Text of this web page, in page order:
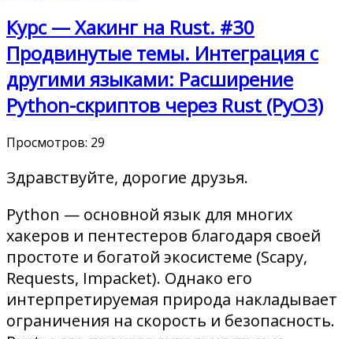
Курс — Хакинг на Rust. #30
Продвинутые темы. Интеграция с
другими языками: Расширение
Python-скриптов через Rust (PyO3)
Просмотров: 29
Здравствуйте, дорогие друзья.
Python — основной язык для многих
хакеров и пентестеров благодаря своей
простоте и богатой экосистеме (Scapy,
Requests, Impacket). Однако его
интерпретируемая природа накладывает
ограничения на скорость и безопасность.